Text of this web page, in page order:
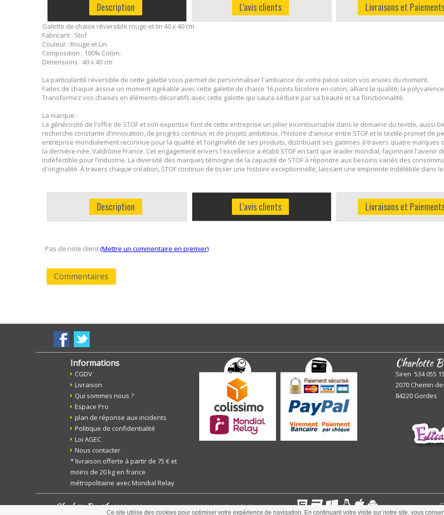
Ce site utilise des cookies pour optimiser votre expérience de navigation. En continuant votre visite sur notre site, vous
Description L'avis clients Livraisons et
Galette de chaise réversible rouge et lin 40 x 40 cm
Fabricant : Stof
Couleur : Rouge et Lin
Composition : 100% Coton.
Dimensions : 40 x 40 cm
La particularité réversible de cette galette vous permet de personnaliser l'ambiance de votre pièce selon vos envies du moment.
Faites de chaque assise un moment agréable avec cette galette de chaise 16 points bicolore en coton, alliant la qualité, la
Transformez vos chaises en éléments décoratifs avec cette galette qui saura séduire par sa beauté et sa fonctionnalité.
La marque :
La générosité de l'offre de STOF et son expertise font de cette entreprise un pilier incontournable dans le domaine du textile, aussi
recherche constante d'innovation, de progrès continus et de projets ambitieux, l'histoire d'amour entre STOF et le textile promet de
entreprise mondialement reconnue pour la qualité et l'originalité de ses produits, distribuant ses gammes à travers quatre marques
la dernière-née, Valdrôme France. Cet engagement envers l'excellence a établi STOF en tant que leader mondial, façonnant l'avenir
indéfectible pour l'industrie. La diversité des marques témoigne de la capacité de STOF à répondre aux besoins variés des
d'originalité. À travers chaque création, STOF continue de tisser une histoire exceptionnelle, laissant une empreinte indélébile dans
Description L'avis clients Livraisons et
Pas de note client(Mettre un commentaire en premier)
Commentaires
Informations
CGDV
Livraison
Qui sommes nous ?
Espace Pro
plan de réponse aux incidents
Politique de confidentialité
Loi AGEC
Nous contacter
* livraison offerte à partir de 75 € et
moins de 20 kg en france
métropolitaine avec Mondial Relay
Charlotte
Siren 534 055
2070 Chemin
84220 Gordes
Charlotte Boutik 2005 - 2021 tous droits réservés©